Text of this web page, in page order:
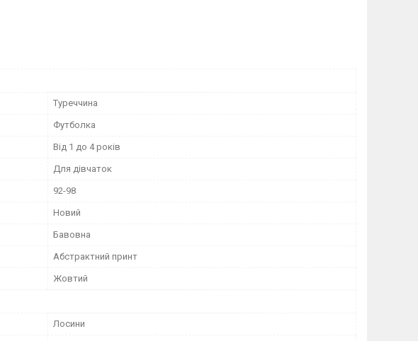
Туреччина
Футболка
Від 1 до 4 років
Для дівчаток
92-98
Новий
Бавовна
Абстрактний принт
Жовтий
Лосини